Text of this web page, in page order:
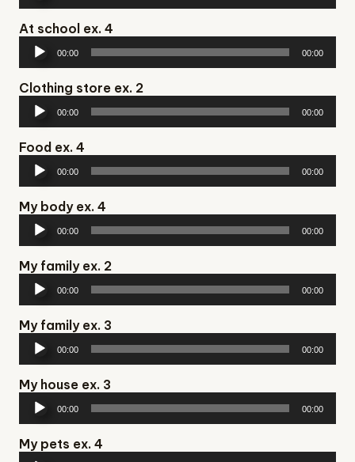
At school ex. 4
Аудіопрогравач
00:00 00:00
Clothing store ex. 2
Аудіопрогравач
00:00 00:00
Food ex. 4
Аудіопрогравач
00:00 00:00
My body ex. 4
Аудіопрогравач
00:00 00:00
My family ex. 2
Аудіопрогравач
00:00 00:00
My family ex. 3
Аудіопрогравач
00:00 00:00
My house ex. 3
Аудіопрогравач
00:00 00:00
My pets ex. 4